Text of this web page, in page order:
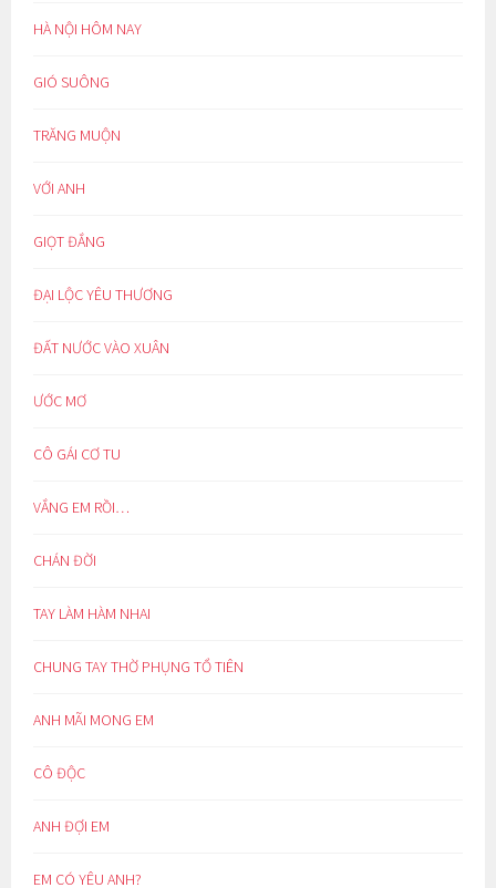
HÀ NỘI HÔM NAY
GIÓ SUÔNG
TRĂNG MUỘN
VỚI ANH
GIỌT ĐẮNG
ĐẠI LỘC YÊU THƯƠNG
ĐẤT NƯỚC VÀO XUÂN
ƯỚC MƠ
CÔ GÁI CƠ TU
VẮNG EM RỒI…
CHÁN ĐỜI
TAY LÀM HÀM NHAI
CHUNG TAY THỜ PHỤNG TỔ TIÊN
ANH MÃI MONG EM
CÔ ĐỘC
ANH ĐỢI EM
EM CÓ YÊU ANH?